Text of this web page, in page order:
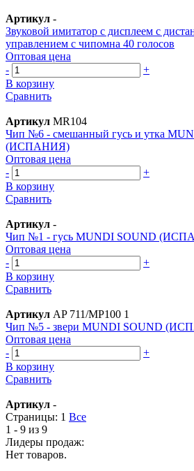
Артикул -
Звуковой имитатор с дисплеем с
управлением с чипомна 40 голосов
Оптовая цена
-
+
В корзину
Сравнить
Артикул MR104
Чип №6 - смешанный гусь и утка
(ИСПАНИЯ)
Оптовая цена
-
+
В корзину
Сравнить
Артикул -
Чип №1 - гусь MUNDI SOUND
Оптовая цена
-
+
В корзину
Сравнить
Артикул AP 711/MP100 1
Чип №5 - звери MUNDI SOUND
Оптовая цена
-
+
В корзину
Сравнить
Артикул -
Страницы: 1 Все
1 - 9 из 9
Лидеры продаж:
Нет товаров.